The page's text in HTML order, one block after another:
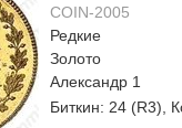
COIN-2005
Редкие
Золото
Александр 1
Биткин: 24 (R3),